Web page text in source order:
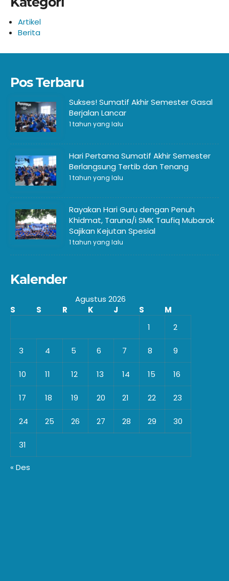
Artikel
Berita
Pos Terbaru
Sukses! Sumatif Akhir Semester Gasal
Berjalan Lancar
1 tahun yang lalu
Hari Pertama Sumatif Akhir Semester
Berlangsung Tertib dan Tenang
1 tahun yang lalu
Rayakan Hari Guru dengan Penuh
Khidmat, Taruna/i SMK Taufiq Mubarok
Sajikan Kejutan Spesial
1 tahun yang lalu
Kalender
Agustus 2026
S
S R K J S
M
1
2
3 4 5 6 7 8 9
10 11 12 13 14 15 16
17 18 19 20 21 22 23
24 25 26 27 28 29 30
31
« Des